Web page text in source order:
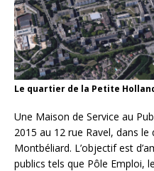
Le quartier de la Petite
Une Maison de Service au
2015 au 12 rue Ravel, dans
Montbéliard. L’objectif est
publics tels que Pôle Emploi,